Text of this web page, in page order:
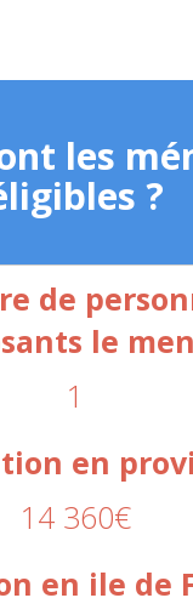
les
?
1
14 360€